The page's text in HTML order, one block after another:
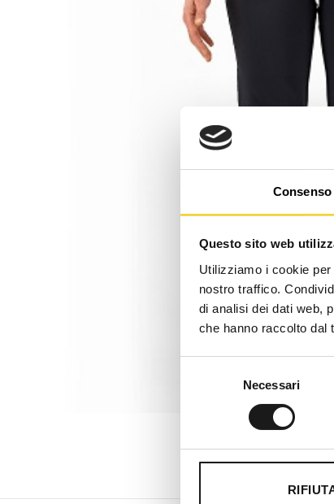
Consenso
Questo sito web
Utilizziamo i cookie
nostro traffico.
di analisi dei dati web,
che hanno raccolto dal
Necessari